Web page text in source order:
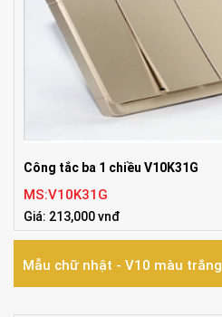
Công tắc ba 1 chiều V10K31G
MS:V10K31G
Giá: 213,000 vnđ
Mẫu chữ nhật - V10 màu trắng